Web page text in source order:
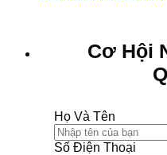
Cơ Hội
Họ Và Tên
Số Điện Thoại